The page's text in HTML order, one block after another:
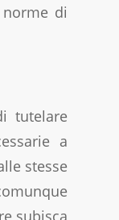
di
tutelare
a
stesse
subisca